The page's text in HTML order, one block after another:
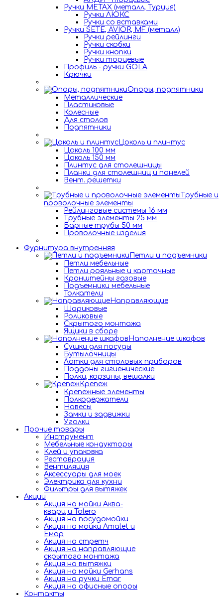
Ручки METAX (металл, Турция)
Ручки ЛЮКС
Ручки со вставками
Ручки SETE, AVIOR, MF (металл)
Ручки рейлинги
Ручки скобки
Ручки кнопки
Ручки торцевые
Профиль - ручки GOLA
Крючки
Опоры, подпятники
Металлические
Пластиковые
Колесные
Для столов
Подпятники
Цоколь и плинтус
Цоколь 100 мм
Цоколь 150 мм
Плинтус для столешницы
Планки для столешниц и панелей
Вент. решетки
Трубные и
проволочные элементы
Рейлинговые системы 16 мм
Трубные элементы 25 мм
Барные трубы 50 мм
Проволочные изделия
Фурнитура внутренняя
Петли и подъемники
Петли мебельные
Петли рояльные и карточные
Кронштейны газовые
Подъемники мебельные
Толкатели
Направляющие
Шариковые
Роликовые
Скрытого монтажа
Ящики в сборе
Наполнение шкафов
Сушки для посуды
Бутылочницы
Лотки для столовых приборов
Поддоны гигиенические
Полки, корзины, вешалки
Крепеж
Крепежные элементы
Полкодержатели
Навесы
Замки и задвижки
Уголки
Прочие товары
Инструмент
Мебельные кондукторы
Клей и упаковка
Реставрация
Вентиляция
Аксессуары для моек
Электрика для кухни
Фильтры для вытяжек
Акции
Акция на мойки Аква-
кварц и Tolero
Акция на посудомойки
Акция на мойки Amalet и
Емар
Акция на стретч
Акция на направляющие
скрытого монтажа
Акция на вытяжки
Акция на мойки Gerhans
Акция на ручки Emar
Акция на офисные опоры
Контакты